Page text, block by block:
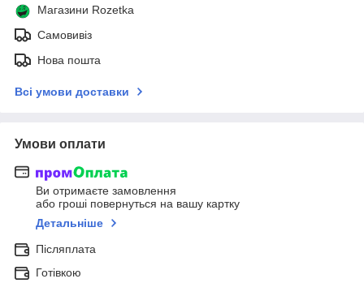
Магазини Rozetka
Самовивіз
Нова пошта
Всі умови доставки
Умови оплати
Ви отримаєте замовлення
або гроші повернуться на вашу картку
Детальніше
Післяплата
Готівкою